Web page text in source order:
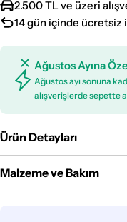
2.500 TL ve üzeri
14 gün içinde ücretsiz
Ağustos Ayına
Ağustos ayı sonuna
alışverişlerde sepette
Ürün Detayları
Malzeme ve Bakım